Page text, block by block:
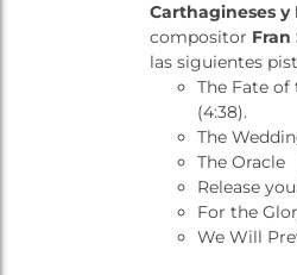
Carthagineses y
compositor Fran
las siguientes
The Fate
(4:38).
The
The
Release
For the
We Will